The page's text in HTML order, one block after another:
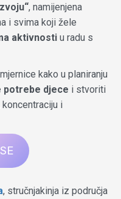
, namijenjena
i svima koji žele
aktivnosti u radu s
kako u planiranju
potrebe djece i stvoriti
i
, stručnjakinja iz područja